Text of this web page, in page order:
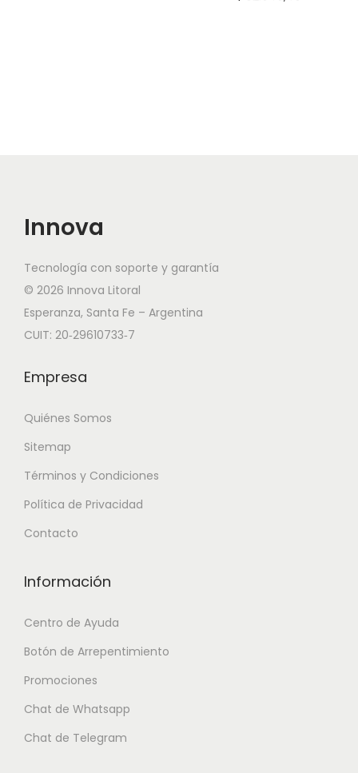
Innova
Tecnología con soporte y garantía
© 2026 Innova Litoral
Esperanza, Santa Fe – Argentina
CUIT: 20‑29610733‑7
Empresa
Quiénes Somos
Sitemap
Términos y Condiciones
Política de Privacidad
Contacto
Información
Centro de Ayuda
Botón de Arrepentimiento
Promociones
Chat de Whatsapp
Chat de Telegram